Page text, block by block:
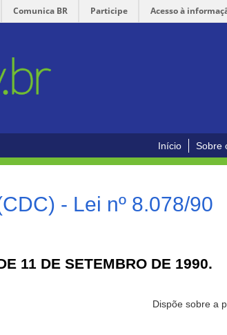
Comunica BR Participe Acesso à
Início Sobre
- Lei nº 8.078/90
11 DE SETEMBRO DE 1990.
Dispõe sobre a